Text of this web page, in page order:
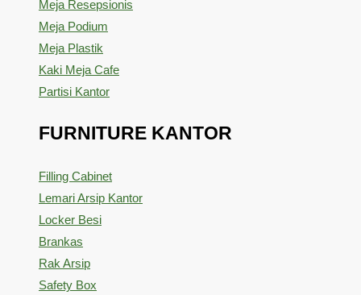
Meja Resepsionis
Meja Podium
Meja Plastik
Kaki Meja Cafe
Partisi Kantor
FURNITURE KANTOR
Filling Cabinet
Lemari Arsip Kantor
Locker Besi
Brankas
Rak Arsip
Safety Box